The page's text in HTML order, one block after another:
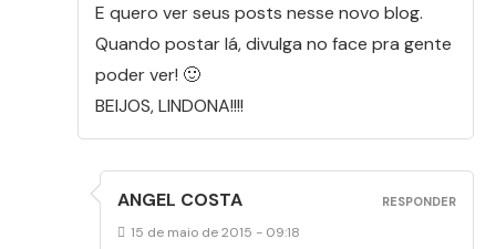
E quero ver seus posts nesse novo blog.
Quando postar lá, divulga no face pra gente
poder ver! 🙂
BEIJOS, LINDONA!!!!
ANGEL COSTA
15 de maio de 2015 - 09:18
RESPONDER